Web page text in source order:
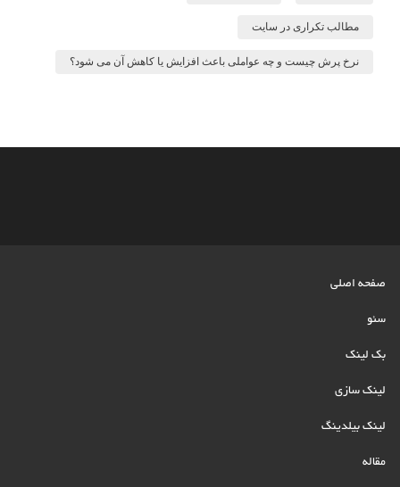
مطالب تکراری در سایت
نرخ پرش چیست و چه عواملی باعث افزایش یا کاهش آن می شود؟
صفحه اصلی
سئو
بک لینک
لینک سازی
لینک بیلدینگ
مقاله